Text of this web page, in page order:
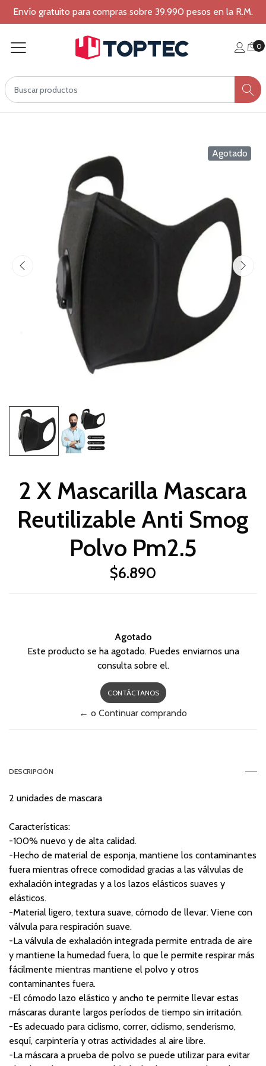
Envío gratuito para compras sobre 39.990 pesos en la R.M.
0
Agotado
2 X Mascarilla Mascara
Reutilizable Anti Smog
Polvo Pm2.5
$6.890
Agotado
Este producto se ha agotado. Puedes enviarnos una
consulta sobre el.
CONTÁCTANOS
← o Continuar comprando
DESCRIPCIÓN
2 unidades de mascara
Características:
-100% nuevo y de alta calidad.
-Hecho de material de esponja, mantiene los contaminantes
fuera mientras ofrece comodidad gracias a las válvulas de
exhalación integradas y a los lazos elásticos suaves y
elásticos.
-Material ligero, textura suave, cómodo de llevar. Viene con
válvula para respiración suave.
-La válvula de exhalación integrada permite entrada de aire
y mantiene la humedad fuera, lo que le permite respirar más
fácilmente mientras mantiene el polvo y otros
contaminantes fuera.
-El cómodo lazo elástico y ancho te permite llevar estas
máscaras durante largos períodos de tiempo sin irritación.
-Es adecuado para ciclismo, correr, ciclismo, senderismo,
esquí, carpintería y otras actividades al aire libre.
-La máscara a prueba de polvo se puede utilizar para evitar